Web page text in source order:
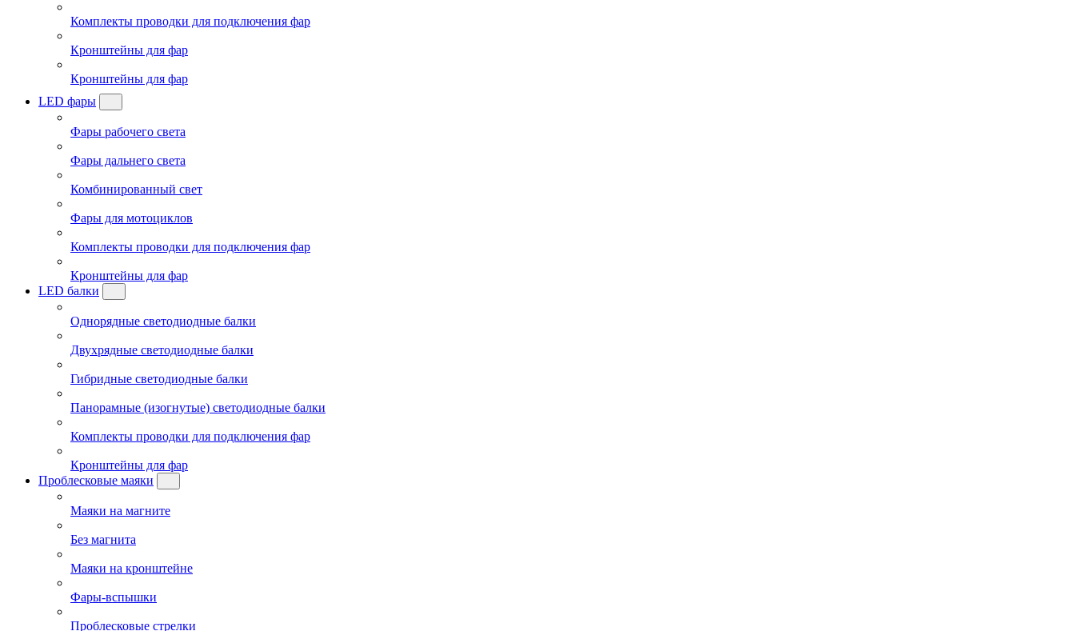
Комплекты проводки для подключения фар
Кронштейны для фар
Кронштейны для фар
LED фары
Фары рабочего света
Фары дальнего света
Комбинированный свет
Фары для мотоциклов
Комплекты проводки для подключения фар
Кронштейны для фар
LED балки
Однорядные светодиодные балки
Двухрядные светодиодные балки
Гибридные светодиодные балки
Панорамные (изогнутые) светодиодные балки
Комплекты проводки для подключения фар
Кронштейны для фар
Проблесковые маяки
Маяки на магните
Без магнита
Маяки на кронштейне
Фары-вспышки
Проблесковые стрелки